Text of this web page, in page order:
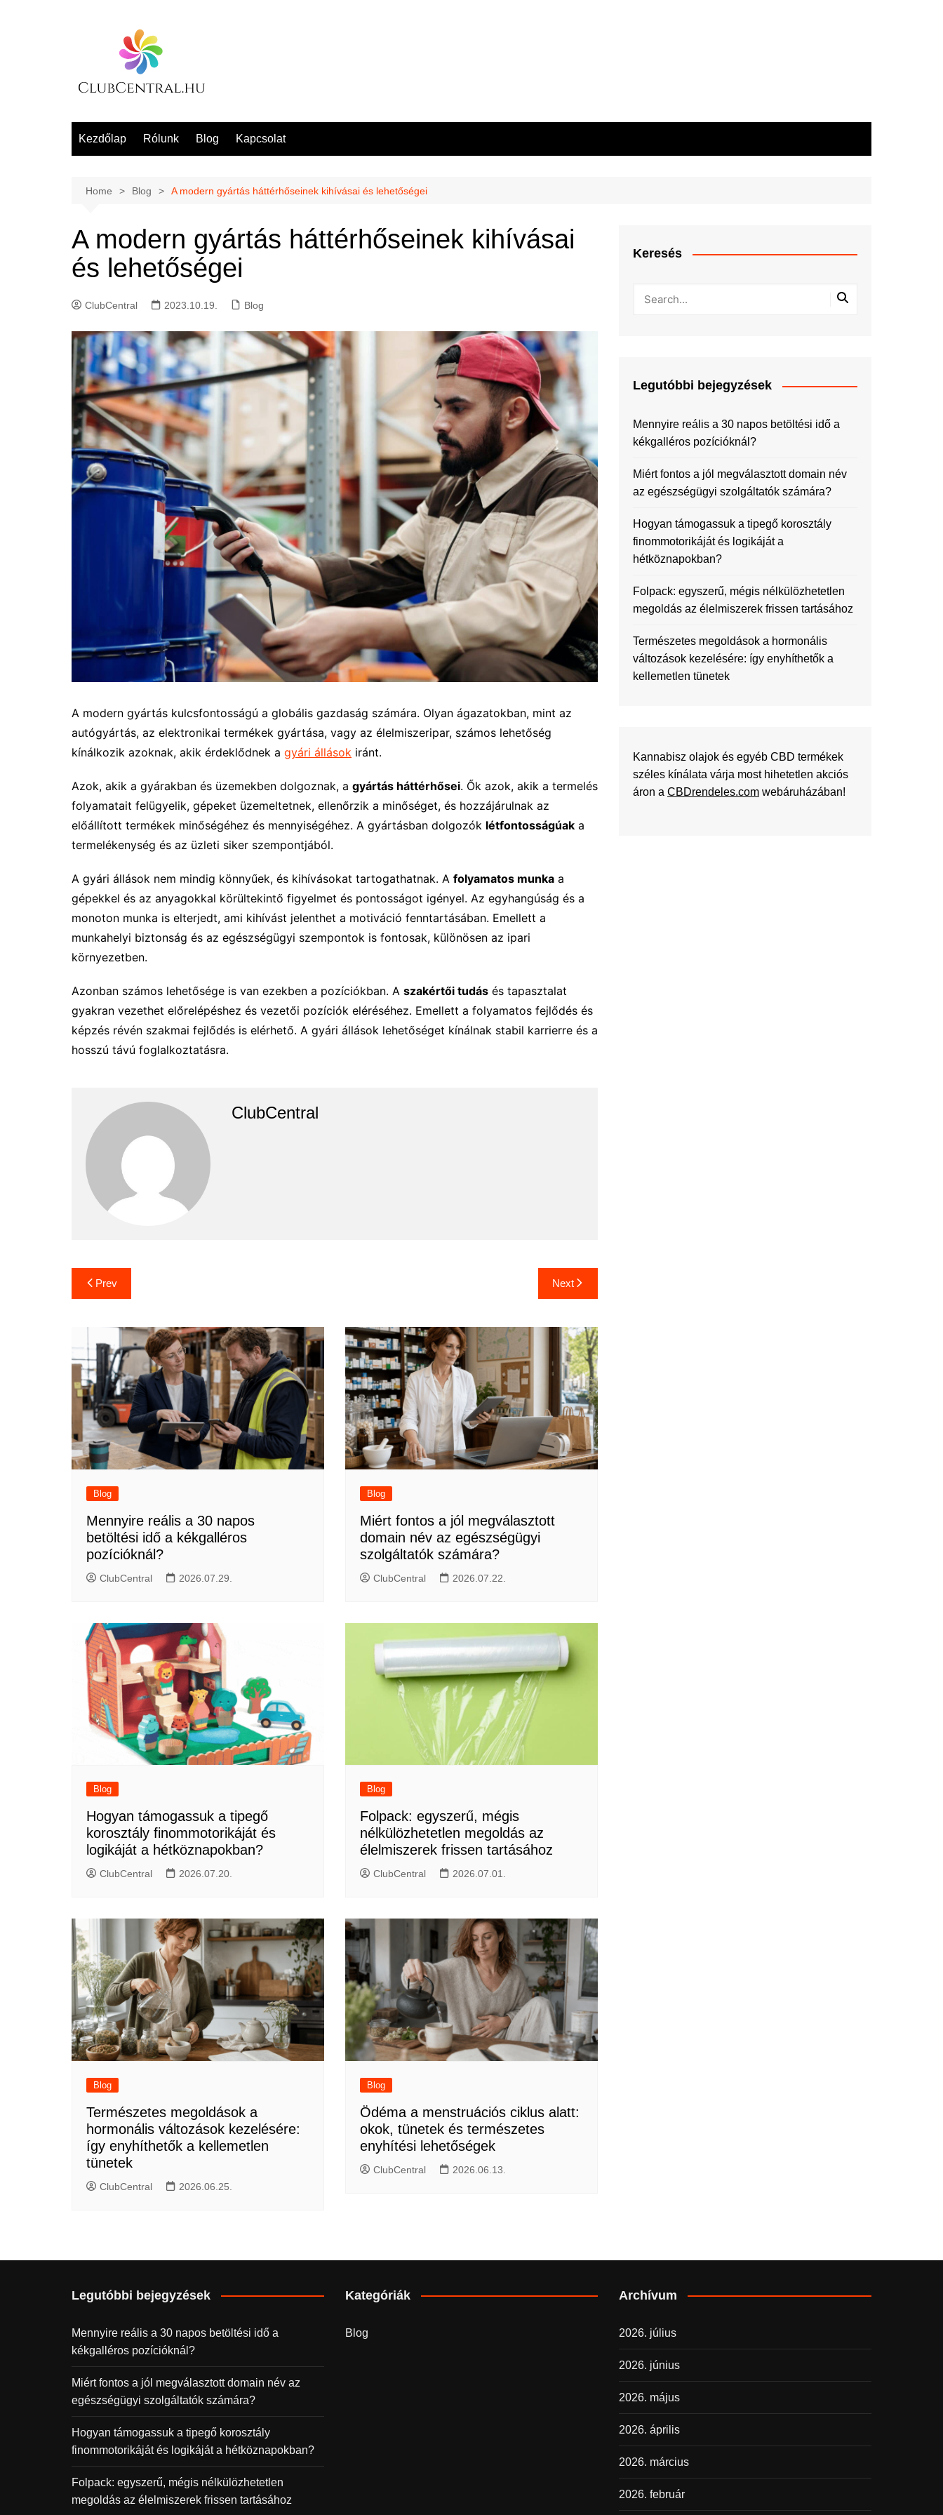
Kezdőlap Rólunk Blog Kapcsolat
Home Blog A modern gyártás háttérhőseinek kihívásai és lehetőségei
A modern gyártás háttérhőseinek kihívásai
és lehetőségei
ClubCentral 2023.10.19. Blog
A modern gyártás kulcsfontosságú a globális gazdaság számára. Olyan ágazatokban, mint az
autógyártás, az elektronikai termékek gyártása, vagy az élelmiszeripar, számos lehetőség
kínálkozik azoknak, akik érdeklődnek a gyári állások iránt.
Azok, akik a gyárakban és üzemekben dolgoznak, a gyártás háttérhősei. Ők azok, akik a termelés
folyamatait felügyelik, gépeket üzemeltetnek, ellenőrzik a minőséget, és hozzájárulnak az
előállított termékek minőségéhez és mennyiségéhez. A gyártásban dolgozók létfontosságúak a
termelékenység és az üzleti siker szempontjából.
A gyári állások nem mindig könnyűek, és kihívásokat tartogathatnak. A folyamatos munka a
gépekkel és az anyagokkal körültekintő figyelmet és pontosságot igényel. Az egyhangúság és a
monoton munka is elterjedt, ami kihívást jelenthet a motiváció fenntartásában. Emellett a
munkahelyi biztonság és az egészségügyi szempontok is fontosak, különösen az ipari
környezetben.
Azonban számos lehetősége is van ezekben a pozíciókban. A szakértői tudás és tapasztalat
gyakran vezethet előrelépéshez és vezetői pozíciók eléréséhez. Emellett a folyamatos fejlődés és
képzés révén szakmai fejlődés is elérhető. A gyári állások lehetőséget kínálnak stabil karrierre és a
hosszú távú foglalkoztatásra.
ClubCentral
Bejegyzés
navigáció
Prev Next
Blog
Mennyire reális a 30 napos
betöltési idő a kékgalléros
pozícióknál?
ClubCentral 2026.07.29.
Blog
Miért fontos a jól megválasztott
domain név az egészségügyi
szolgáltatók számára?
ClubCentral 2026.07.22.
Blog
Hogyan támogassuk a tipegő
korosztály finommotorikáját és
logikáját a hétköznapokban?
ClubCentral 2026.07.20.
Blog
Folpack: egyszerű, mégis
nélkülözhetetlen megoldás az
élelmiszerek frissen tartásához
ClubCentral 2026.07.01.
Blog
Természetes megoldások a
hormonális változások kezelésére:
így enyhíthetők a kellemetlen
tünetek
ClubCentral 2026.06.25.
Blog
Ödéma a menstruációs ciklus alatt:
okok, tünetek és természetes
enyhítési lehetőségek
ClubCentral 2026.06.13.
Keresés
Legutóbbi bejegyzések
Mennyire reális a 30 napos betöltési idő a
kékgalléros pozícióknál?
Miért fontos a jól megválasztott domain név
az egészségügyi szolgáltatók számára?
Hogyan támogassuk a tipegő korosztály
finommotorikáját és logikáját a
hétköznapokban?
Folpack: egyszerű, mégis nélkülözhetetlen
megoldás az élelmiszerek frissen tartásához
Természetes megoldások a hormonális
változások kezelésére: így enyhíthetők a
kellemetlen tünetek
Kannabisz olajok és egyéb CBD termékek
széles kínálata várja most hihetetlen akciós
áron a CBDrendeles.com webáruházában!
Legutóbbi bejegyzések
Mennyire reális a 30 napos betöltési idő a
kékgalléros pozícióknál?
Miért fontos a jól megválasztott domain név az
egészségügyi szolgáltatók számára?
Hogyan támogassuk a tipegő korosztály
finommotorikáját és logikáját a hétköznapokban?
Folpack: egyszerű, mégis nélkülözhetetlen
megoldás az élelmiszerek frissen tartásához
Kategóriák
Blog
Archívum
2026. július
2026. június
2026. május
2026. április
2026. március
2026. február